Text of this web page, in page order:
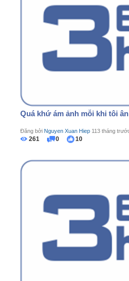
Quá khứ ám ảnh mỗi khi tôi
Đăng bởi Nguyen Xuan Hiep 113 tháng
261 0 10